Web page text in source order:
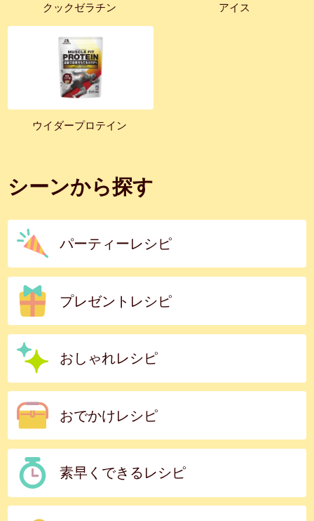
クックゼラチン アイス
ウイダープロテイン
シーンから探す
パーティーレシピ
プレゼントレシピ
おしゃれレシピ
おでかけレシピ
素早くできるレシピ